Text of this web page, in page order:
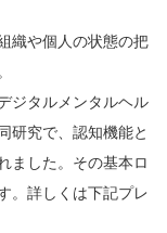
織や個人の状態の把
ジタルメンタルヘル
研究で、認知機能と
ました。その基本ロ
。詳しくは下記プレ